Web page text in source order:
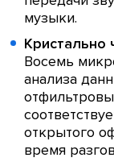
музыки.
Кристально
Восемь
анализа
открытого
время